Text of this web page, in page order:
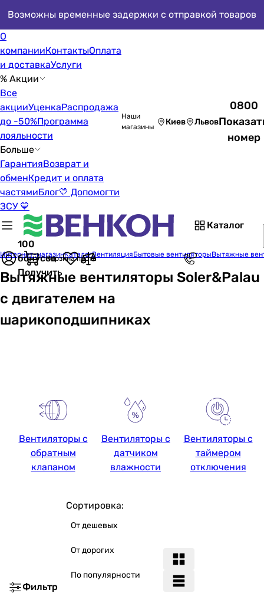
Возможны временные задержки с отправкой товаров
О
компанииКонтактыОплата
и доставкаУслуги
% Акции
Все
акцииУценкаРаспродажа
до -50%Программа
лояльности
Больше
ГарантияВозврат и
обменКредит и оплата
частямиБлог💛 Допомогти
ЗСУ 💙
Наши
магазины
Киев Львов
0800
номер
Каталог
100
бонусов
Получить
Корзина пуста
Интернет-магазинКаталогВентиляцияБытовые вентиляторыВытяжные
Вытяжные вентиляторы Soler&Palau
с двигателем на
шарикоподшипниках
Вентиляторы с
обратным
клапаном
Вентиляторы с
датчиком
влажности
Вентиляторы с
таймером
отключения
Фильтр
Сортировка:
От дешевых
От дорогих
По популярности